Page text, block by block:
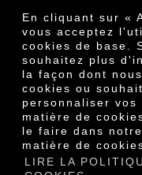
En cliquant sur «
vous acceptez
cookies de base.
souhaitez plus
la façon dont
cookies ou
personnaliser vos
matière de
le faire dans
matière de
LIRE LA
Cooperativa Agrícola
Avis légal·
Politique de